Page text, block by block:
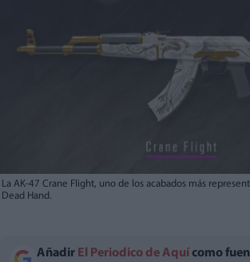
La AK-47 Crane Flight, uno de los acabados más
Dead Hand.
Añadir El Periodico de Aquí como